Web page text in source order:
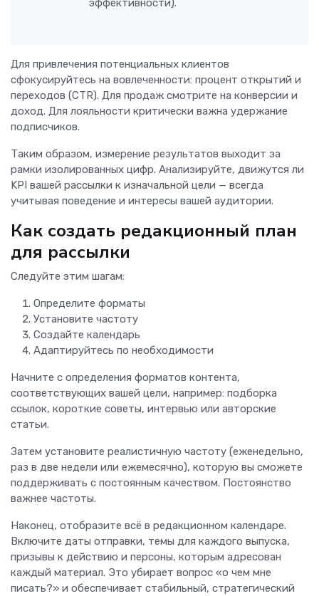
эффективности).
Для привлечения потенциальных клиентов
сфокусируйтесь на вовлеченности: процент открытий и
переходов (CTR). Для продаж смотрите на конверсии и
доход. Для лояльности критически важна удержание
подписчиков.
Таким образом, измерение результатов выходит за
рамки изолированных цифр. Анализируйте, движутся ли
KPI вашей рассылки к изначальной цели — всегда
учитывая поведение и интересы вашей аудитории.
Как создать редакционный план
для рассылки
Следуйте этим шагам:
Определите форматы
Установите частоту
Создайте календарь
Адаптируйтесь по необходимости
Начните с определения форматов контента,
соответствующих вашей цели, например: подборка
ссылок, короткие советы, интервью или авторские
статьи.
Затем установите реалистичную частоту (еженедельно,
раз в две недели или ежемесячно), которую вы сможете
поддерживать с постоянным качеством. Постоянство
важнее частоты.
Наконец, отобразите всё в редакционном календаре.
Включите даты отправки, темы для каждого выпуска,
призывы к действию и персоны, которым адресован
каждый материал. Это убирает вопрос «о чем мне
писать?» и обеспечивает стабильный, стратегический